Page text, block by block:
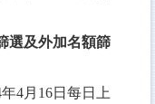
選及外加名額篩
4月16日每日上